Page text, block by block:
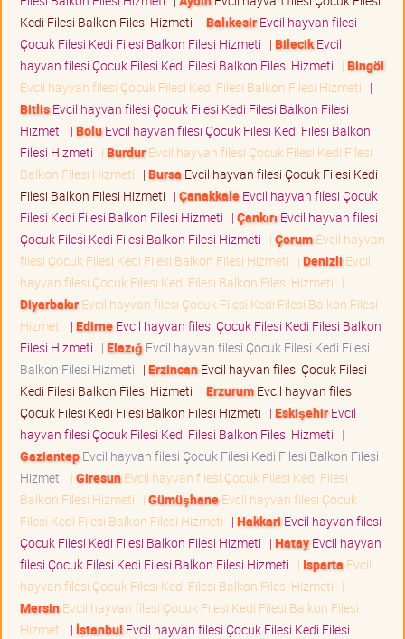
Kedi Filesi Balkon Filesi Hizmeti | BalıkesirEvcil hayvan filesi
Çocuk Filesi Kedi Filesi Balkon Filesi Hizmeti | BilecikEvcil
hayvan filesi Çocuk Filesi Kedi Filesi Balkon Filesi Hizmeti | Bingöl
Evcil hayvan filesi Çocuk Filesi Kedi Filesi Balkon Filesi Hizmeti |
BitlisEvcil hayvan filesi Çocuk Filesi Kedi Filesi Balkon Filesi
Hizmeti | BoluEvcil hayvan filesi Çocuk Filesi Kedi Filesi Balkon
Filesi Hizmeti | BurdurEvcil hayvan filesi Çocuk Filesi Kedi Filesi
Balkon Filesi Hizmeti | Bursa Evcil hayvan filesi Çocuk Filesi Kedi
Filesi Balkon Filesi Hizmeti | ÇanakkaleEvcil hayvan filesi Çocuk
Filesi Kedi Filesi Balkon Filesi Hizmeti | Çankırı Evcil hayvan filesi
Çocuk Filesi Kedi Filesi Balkon Filesi Hizmeti | ÇorumEvcil hayvan
filesi Çocuk Filesi Kedi Filesi Balkon Filesi Hizmeti | Denizli Evcil
hayvan filesi Çocuk Filesi Kedi Filesi Balkon Filesi Hizmeti |
DiyarbakırEvcil hayvan filesi Çocuk Filesi Kedi Filesi Balkon Filesi
Hizmeti | EdirneEvcil hayvan filesi Çocuk Filesi Kedi Filesi Balkon
Filesi Hizmeti | Elazığ Evcil hayvan filesi Çocuk Filesi Kedi Filesi
Balkon Filesi Hizmeti | ErzincanEvcil hayvan filesi Çocuk Filesi
Kedi Filesi Balkon Filesi Hizmeti | ErzurumEvcil hayvan filesi
Çocuk Filesi Kedi Filesi Balkon Filesi Hizmeti | EskişehirEvcil
hayvan filesi Çocuk Filesi Kedi Filesi Balkon Filesi Hizmeti |
GaziantepEvcil hayvan filesi Çocuk Filesi Kedi Filesi Balkon Filesi
Hizmeti | GiresunEvcil hayvan filesi Çocuk Filesi Kedi Filesi
Balkon Filesi Hizmeti | GümüşhaneEvcil hayvan filesi Çocuk
Filesi Kedi Filesi Balkon Filesi Hizmeti | Hakkari Evcil hayvan filesi
Çocuk Filesi Kedi Filesi Balkon Filesi Hizmeti | HatayEvcil hayvan
filesi Çocuk Filesi Kedi Filesi Balkon Filesi Hizmeti | Isparta Evcil
hayvan filesi Çocuk Filesi Kedi Filesi Balkon Filesi Hizmeti |
MersinEvcil hayvan filesi Çocuk Filesi Kedi Filesi Balkon Filesi
Hizmeti | İstanbul Evcil hayvan filesi Çocuk Filesi Kedi Filesi